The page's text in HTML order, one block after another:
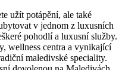
​užít potápění,⁤ ale také⁢
v jednom z luxusních‍
pohodlí a luxusní služby.
wellness‍ centra a vynikající⁢
maledivské speciality.